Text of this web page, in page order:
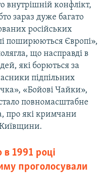
внутрішній конфлікт,
зараз дуже багато
російських
поширюються Європі»,
що насправді в
які борються за
підпільних
«Бойові Чайки»,
повномасштабне
про які кримчани
Київщини.
1991 році
проголосували